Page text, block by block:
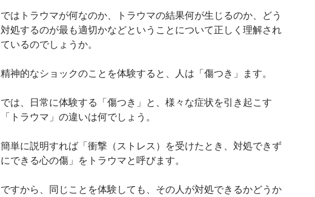
ではトラウマが何なのか、トラウマの結果何が生じるのか、どう
対処するのが最も適切かなどということについて正しく理解され
ているのでしょうか。
精神的なショックのことを体験すると、人は「傷つき」ます。
では、日常に体験する「傷つき」と、様々な症状を引き起こす
「トラウマ」の違いは何でしょう。
簡単に説明すれば「衝撃（ストレス）を受けたとき、対処できず
にできる心の傷」をトラウマと呼びます。
ですから、同じことを体験しても、その人が対処できるかどうか